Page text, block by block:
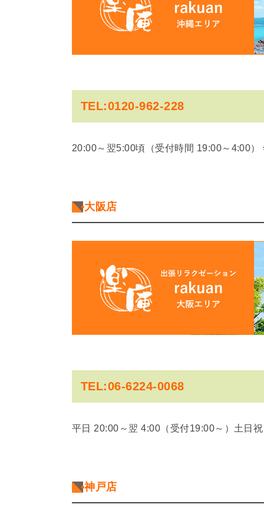
TEL:0120-962-228
20:00～翌5:00頃（受付時間 19:00～4:00）
•大阪店
TEL:06-6224-0068
平日 20:00～翌 4:00（受付19:00～） 土日
•神戸店